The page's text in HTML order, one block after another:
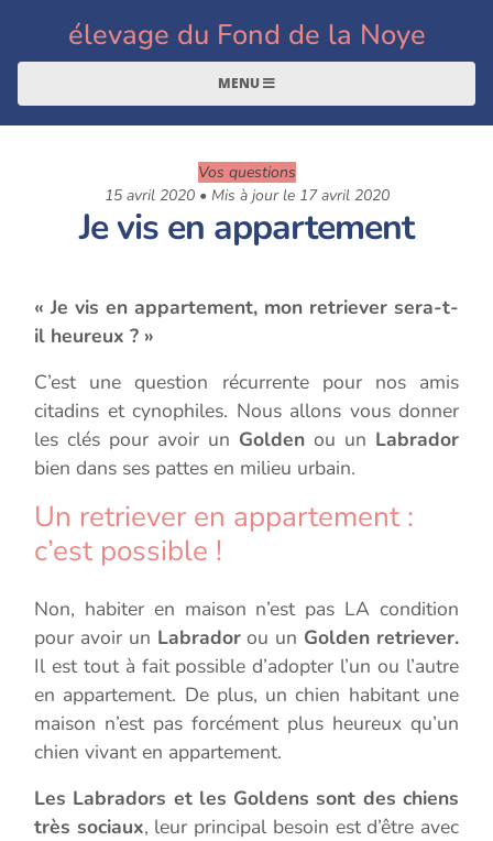
élevage du Fond de la Noye
MENU
Vos questions
15 avril 2020 • Mis à jour le 17 avril 2020
Je vis en appartement
« Je vis en appartement, mon retriever sera-t-
il heureux ? »
C’est une question récurrente pour nos amis
citadins et cynophiles. Nous allons vous donner
les clés pour avoir un Golden ou un Labrador
bien dans ses pattes en milieu urbain.
Un retriever en appartement :
c’est possible !
Non, habiter en maison n’est pas LA condition
pour avoir un Labradorou un Golden retriever.
Il est tout à fait possible d’adopter l’un ou l’autre
en appartement. De plus, un chien habitant une
maison n’est pas forcément plus heureux qu’un
chien vivant en appartement.
Les Labradors et les Goldens sont des chiens
très sociaux, leur principal besoin est d’être avec